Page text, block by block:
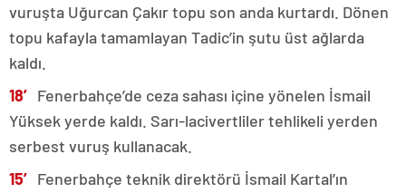
vuruşta Uğurcan Çakır topu son anda kurtardı. Dönen
topu kafayla tamamlayan Tadic’in şutu üst ağlarda
kaldı.
18′ Fenerbahçe’de ceza sahası içine yönelen İsmail
Yüksek yerde kaldı. Sarı-lacivertliler tehlikeli yerden
serbest vuruş kullanacak.
15′ Fenerbahçe teknik direktörü İsmail Kartal’ın